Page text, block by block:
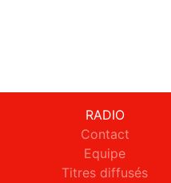
RADIO
Contact
Equipe
Titres diffusés